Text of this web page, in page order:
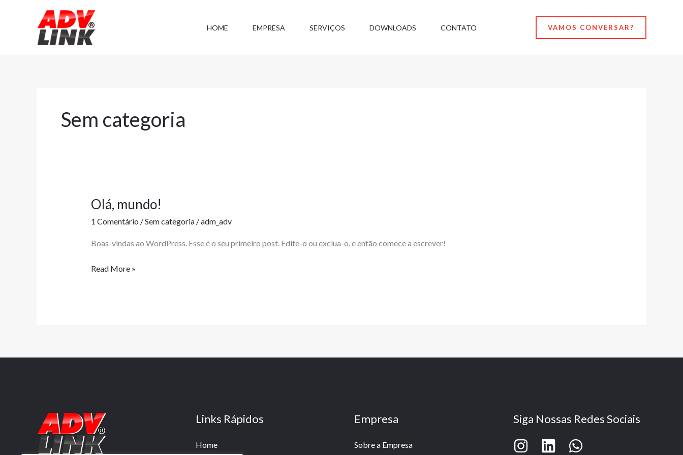
HOME EMPRESA SERVIÇOS DOWNLOADS CONTATO VAMOS CONVERSAR?
Sem categoria
Olá, mundo!
1 Comentário /Sem categoria/adm_adv
Boas-vindas ao WordPress. Esse é o seu primeiro post. Edite-o ou exclua-o, e então comece a escrever!
Olá,
Read More »
Links Rápidos
Home
Empresa
Sobre a Empresa
Siga Nossas Redes Sociais